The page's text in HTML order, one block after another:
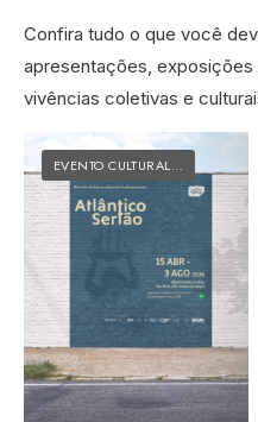
Confira tudo o que você
apresentações,
vivências coletivas e
EVENTO CULTURAL
•